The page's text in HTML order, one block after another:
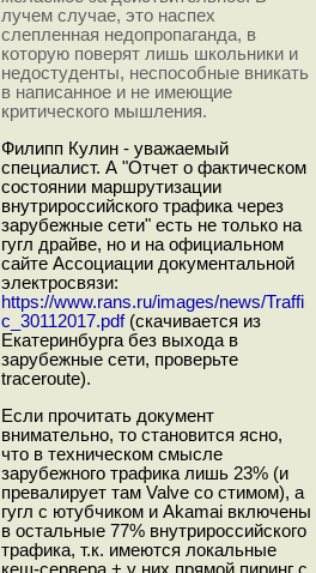
лучем случае, это наспех
слепленная недопропаганда, в
которую поверят лишь школьники и
недостуденты, неспособные вникать
в написанное и не имеющие
критического мышления.
Филипп Кулин - уважаемый
специалист. А "Отчет о фактическом
состоянии маршрутизации
внутрироссийского трафика через
зарубежные сети" есть не только на
гугл драйве, но и на официальном
сайте Ассоциации документальной
электросвязи:
https://www.rans.ru/images/news/Traffi
c_30112017.pdf(скачивается из
Екатеринбурга без выхода в
зарубежные сети, проверьте
traceroute).
Если прочитать документ
внимательно, то становится ясно,
что в техническом смысле
зарубежного трафика лишь 23% (и
превалирует там Valve со стимом), а
гугл с ютубчиком и Akamai включены
в остальные 77% внутрироссийского
трафика, т.к. имеются локальные
кеш-сервера + у них прямой пиринг с